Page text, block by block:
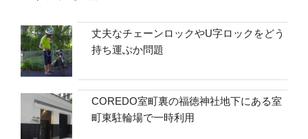
丈夫なチェーンロックやU字ロックをどう
持ち運ぶか問題
COREDO室町裏の福徳神社地下にある室
町東駐輪場で一時利用